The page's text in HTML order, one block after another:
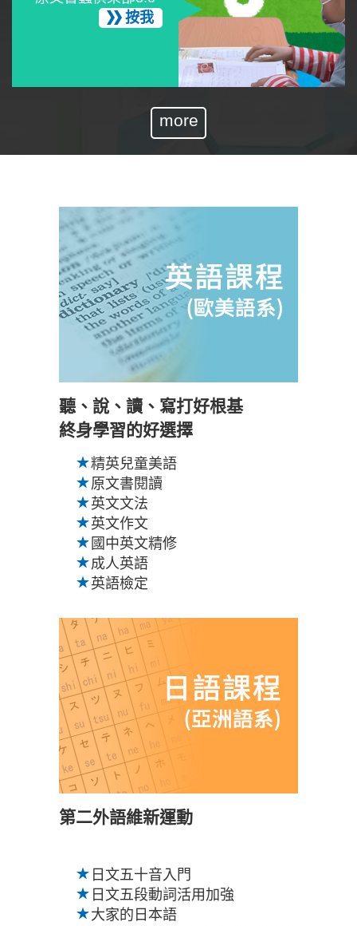
按我
more
聽、說、讀、寫打好根基
終身學習的好選擇
精英兒童美語
原文書閱讀
英文文法
英文作文
國中英文精修
成人英語
英語檢定
第二外語維新運動
日文五十音入門
日文五段動詞活用加強
大家的日本語